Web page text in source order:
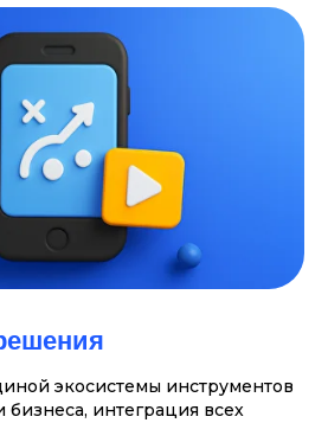
экосистемы инструментов
интеграция всех